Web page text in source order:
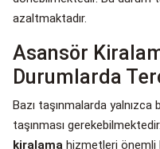
azaltmaktadır.
Asansör
Durumlarda
Bazı taşınmalarda
taşınması
kiralama hizmetleri önemli